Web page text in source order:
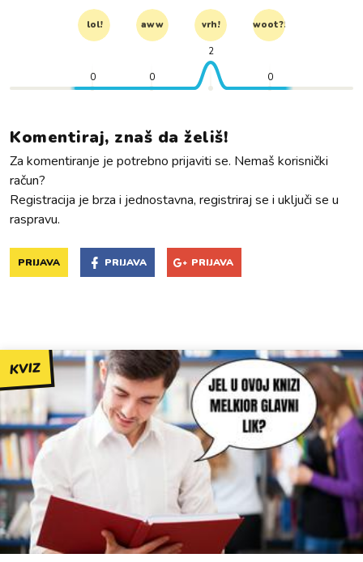
lol! aww vrh! woot?!
0 0
2
0
Komentiraj, znaš da želiš!
Za komentiranje je potrebno prijaviti se. Nemaš korisnički
račun?
Registracija je brza i jednostavna, registriraj se i uključi se u
raspravu.
PRIJAVA PRIJAVA PRIJAVA
KVIZ